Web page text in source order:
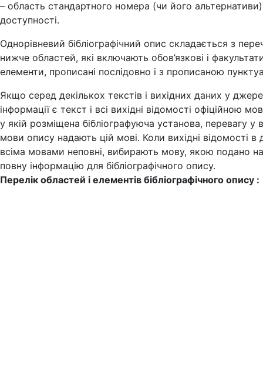
– область стандартного номера (чи його
доступності.
Однорівневий бібліографічний опис складається з
нижче областей, які включають обов’язкові і
елементи, прописані послідовно і з прописаною
Якщо серед декількох текстів і вихідних даних у
інформації є текст і всі вихідні відомості офіційною
у якій розміщена бібліографуюча установа, перевагу у
мови опису надають цій мові. Коли вихідні відомості в
всіма мовами неповні, вибирають мову, якою подано
повну інформацію для бібліографічного опису.
Перелік областей і елементів бібліографічного опису :